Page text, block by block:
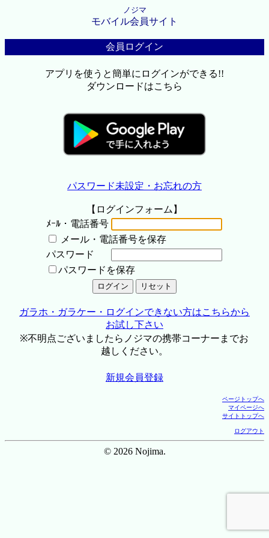
ノジマ
モバイル会員サイト
会員ログイン
アプリを使うと簡単にログインができる!!
ダウンロードはこちら
パスワード未設定・お忘れの方
【ログインフォーム】
ﾒｰﾙ・電話番号
メール・電話番号を保存
パスワード
パスワードを保存
ガラホ・ガラケー・ログインできない方はこちらから
お試し下さい
※不明点ございましたらノジマの携帯コーナーまでお
越しください。
新規会員登録
ページトップへ
マイページへ
サイトトップへ
ログアウト
© 2026 Nojima.